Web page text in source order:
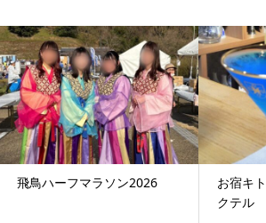
お宿キトラ、オリジナルのカ
奈良ウ